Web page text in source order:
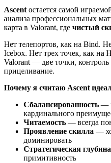
Ascent остается самой
анализа профессиональных
карта в Valorant, где чистый
Нет телепортов, как на Bind.
Icebox. Нет трех точек, как на
Valorant — две точки,
прицеливание.
Почему я считаю Ascent
Сбалансированность —
кардинального
Читаемость — всегда
Проявление скилла —
доминировать
Стратегическая глубина
примитивность